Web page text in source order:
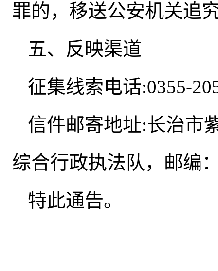
罪的，移送公安机关追
五、 反映渠道
征集线索电话:0355-
信件邮寄地址:长治市
综合行政执法队，邮编
特此通告。